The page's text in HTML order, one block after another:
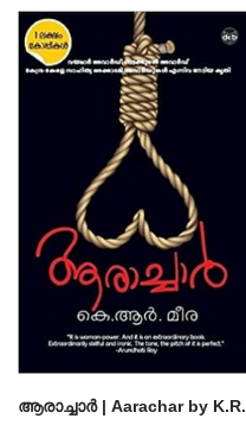
ആരാച്ചാര്‍ | Aarachar by K.R.